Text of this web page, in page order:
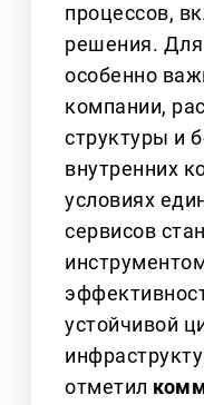
процессов,
решения.
особенно
компании,
структуры и
внутренних
условиях
сервисов
устойчивой
отметил